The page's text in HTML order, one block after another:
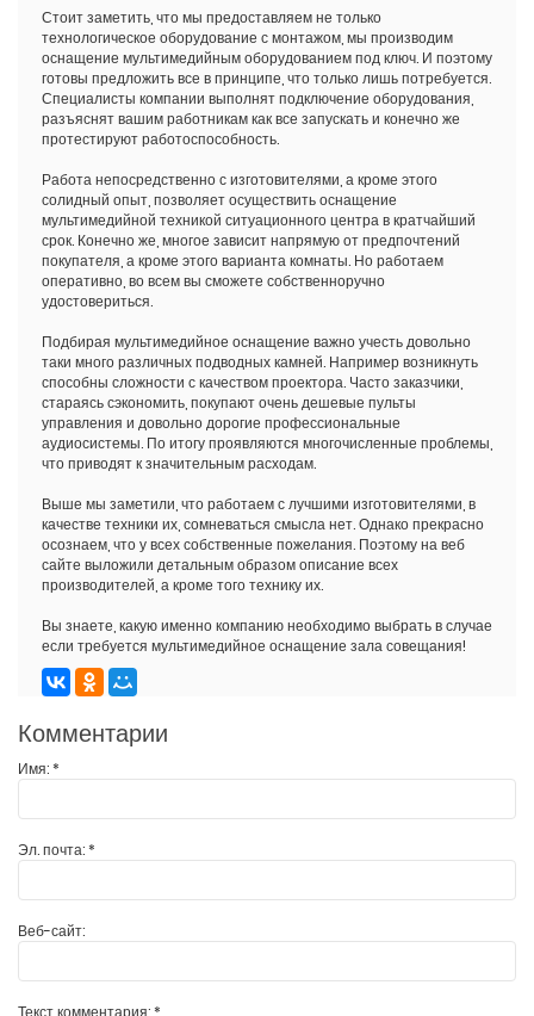
Стоит заметить, что мы предоставляем не только
технологическое оборудование с монтажом, мы производим
оснащение мультимедийным оборудованием под ключ. И поэтому
готовы предложить все в принципе, что только лишь потребуется.
Специалисты компании выполнят подключение оборудования,
разъяснят вашим работникам как все запускать и конечно же
протестируют работоспособность.
Работа непосредственно с изготовителями, а кроме этого
солидный опыт, позволяет осуществить оснащение
мультимедийной техникой ситуационного центра в кратчайший
срок. Конечно же, многое зависит напрямую от предпочтений
покупателя, а кроме этого варианта комнаты. Но работаем
оперативно, во всем вы сможете собственноручно
удостовериться.
Подбирая мультимедийное оснащение важно учесть довольно
таки много различных подводных камней. Например возникнуть
способны сложности с качеством проектора. Часто заказчики,
стараясь сэкономить, покупают очень дешевые пульты
управления и довольно дорогие профессиональные
аудиосистемы. По итогу проявляются многочисленные проблемы,
что приводят к значительным расходам.
Выше мы заметили, что работаем с лучшими изготовителями, в
качестве техники их, сомневаться смысла нет. Однако прекрасно
осознаем, что у всех собственные пожелания. Поэтому на веб
сайте выложили детальным образом описание всех
производителей, а кроме того технику их.
Вы знаете, какую именно компанию необходимо выбрать в случае
если требуется мультимедийное оснащение зала совещания!
Комментарии
Имя:*
Эл. почта:*
Веб-сайт:
Текст комментария:*